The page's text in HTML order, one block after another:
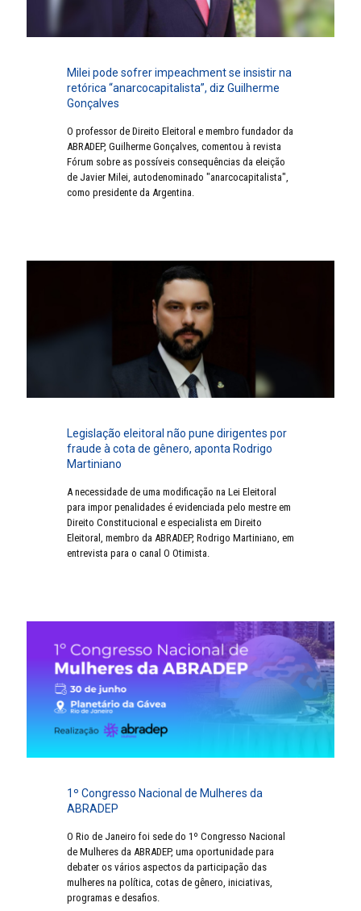
Milei pode sofrer impeachment se insistir na
retórica “anarcocapitalista”, diz Guilherme
Gonçalves
O professor de Direito Eleitoral e membro fundador da
ABRADEP, Guilherme Gonçalves, comentou à revista
Fórum sobre as possíveis consequências da eleição
de Javier Milei, autodenominado "anarcocapitalista",
como presidente da Argentina.
Legislação eleitoral não pune dirigentes por
fraude à cota de gênero, aponta Rodrigo
Martiniano
A necessidade de uma modificação na Lei Eleitoral
para impor penalidades é evidenciada pelo mestre em
Direito Constitucional e especialista em Direito
Eleitoral, membro da ABRADEP, Rodrigo Martiniano, em
entrevista para o canal O Otimista.
1º Congresso Nacional de Mulheres da
ABRADEP
O Rio de Janeiro foi sede do 1º Congresso Nacional
de Mulheres da ABRADEP, uma oportunidade para
debater os vários aspectos da participação das
mulheres na política, cotas de gênero, iniciativas,
programas e desafios.